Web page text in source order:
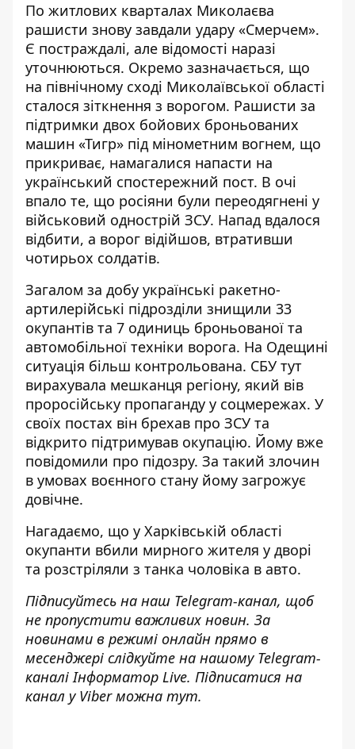
По житлових кварталах Миколаєва
рашисти знову завдали удару «Смерчем».
Є постраждалі, але відомості наразі
уточнюються. Окремо зазначається, що
на північному сході Миколаївської області
сталося зіткнення з ворогом. Рашисти за
підтримки двох бойових броньованих
машин «Тигр» під мінометним вогнем, що
прикриває, намагалися напасти на
український спостережний пост. В очі
впало те, що росіяни були переодягнені у
військовий однострій ЗСУ. Напад вдалося
відбити, а ворог відійшов, втративши
чотирьох солдатів.
Загалом за добу українські ракетно-
артилерійські підрозділи знищили 33
окупантів та 7 одиниць броньованої та
автомобільної техніки ворога. На Одещині
ситуація більш контрольована. СБУ тут
вирахувала мешканця регіону, який вів
проросійську пропаганду у соцмережах. У
своїх постах він брехав про ЗСУ та
відкрито підтримував окупацію. Йому вже
повідомили про підозру. За такий злочин
в умовах воєнного стану йому загрожує
довічне.
Нагадаємо, що у Харківській області
окупанти вбили мирного жителя у дворі
та розстріляли з танка чоловіка в авто.
Підписуйтесь на наш Telegram-канал, щоб
не пропустити важливих новин. За
новинами в режимі онлайн прямо в
месенджері слідкуйте на нашому Telegram-
каналіІнформатор Live. Підписатися на
канал у Viber можна тут.